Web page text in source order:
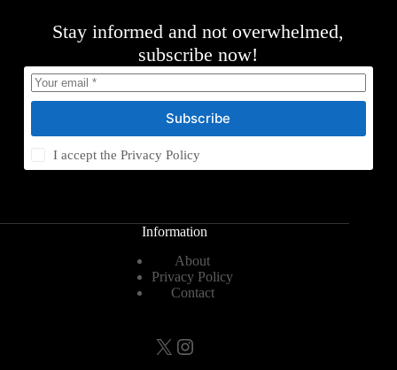
Stay informed and not overwhelmed,
subscribe now!
Subscribe
I accept thePrivacy Policy
Information
About
Privacy Policy
Contact
X Instagram